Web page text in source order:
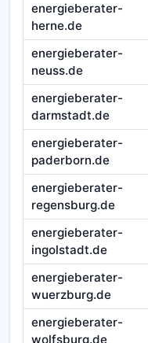
energieberater-
herne.de
energieberater-
neuss.de
energieberater-
darmstadt.de
energieberater-
paderborn.de
energieberater-
regensburg.de
energieberater-
ingolstadt.de
energieberater-
wuerzburg.de
energieberater-
wolfsburg.de